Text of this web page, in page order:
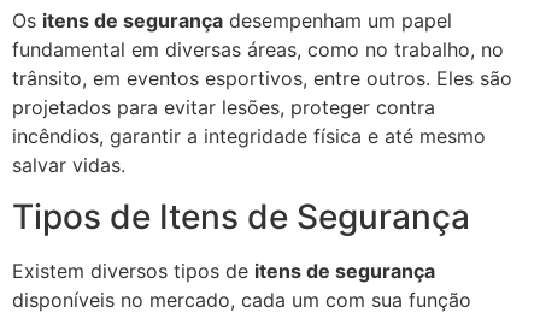
Os itens de segurança desempenham um papel
fundamental em diversas áreas, como no trabalho, no
trânsito, em eventos esportivos, entre outros. Eles são
projetados para evitar lesões, proteger contra
incêndios, garantir a integridade física e até mesmo
salvar vidas.
Tipos de Itens de Segurança
Existem diversos tipos de itens de segurança
disponíveis no mercado, cada um com sua função